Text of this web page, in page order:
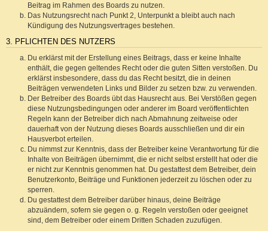
Beitrag im Rahmen des Boards zu nutzen.
Das Nutzungsrecht nach Punkt 2, Unterpunkt a bleibt auch nach
Kündigung des Nutzungsvertrages bestehen.
3. PFLICHTEN DES NUTZERS
Du erklärst mit der Erstellung eines Beitrags, dass er keine Inhalte
enthält, die gegen geltendes Recht oder die guten Sitten verstoßen. Du
erklärst insbesondere, dass du das Recht besitzt, die in deinen
Beiträgen verwendeten Links und Bilder zu setzen bzw. zu verwenden.
Der Betreiber des Boards übt das Hausrecht aus. Bei Verstößen gegen
diese Nutzungsbedingungen oder anderer im Board veröffentlichten
Regeln kann der Betreiber dich nach Abmahnung zeitweise oder
dauerhaft von der Nutzung dieses Boards ausschließen und dir ein
Hausverbot erteilen.
Du nimmst zur Kenntnis, dass der Betreiber keine Verantwortung für die
Inhalte von Beiträgen übernimmt, die er nicht selbst erstellt hat oder die
er nicht zur Kenntnis genommen hat. Du gestattest dem Betreiber, dein
Benutzerkonto, Beiträge und Funktionen jederzeit zu löschen oder zu
sperren.
Du gestattest dem Betreiber darüber hinaus, deine Beiträge
abzuändern, sofern sie gegen o. g. Regeln verstoßen oder geeignet
sind, dem Betreiber oder einem Dritten Schaden zuzufügen.